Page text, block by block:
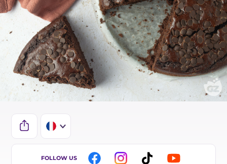
IT
FOLLOW US